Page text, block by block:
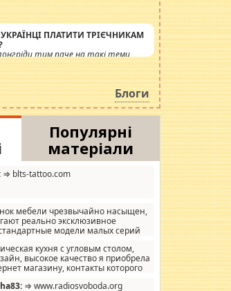
ПЛАТИТИ ТРІЄЧНИКАМ
тим паче на такі теми,
дістало! Обурюють сьогоднішні
стипендіального питання.
ще одна соціальна
Блоги
Популярні
матеріали
⇒ blts-tattoo.com
мебели чрезвычайно насыщен,
реально эксклюзивное
модели малых серий
на стандартные формы, в MebelOk,
- со вкусом все в порядке,
удорожающих мебель, а это не
кухня с угловым столом,
высокое качество я приобрела
магазину, контакты которого
⇒ www.radiosvoboda.org